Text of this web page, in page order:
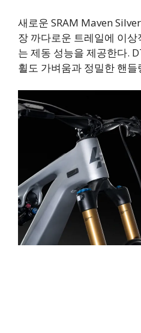
새로운 SRAM Maven
장 까다로운 트레일에 이
는 제동 성능을 제공한다.
휠도 가벼움과 정밀한 핸